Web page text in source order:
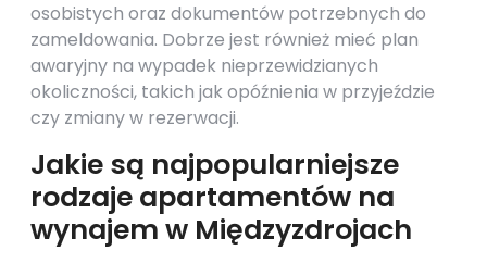
osobistych oraz dokumentów potrzebnych do
zameldowania. Dobrze jest również mieć plan
awaryjny na wypadek nieprzewidzianych
okoliczności, takich jak opóźnienia w przyjeździe
czy zmiany w rezerwacji.
Jakie są najpopularniejsze
rodzaje apartamentów na
wynajem w Międzyzdrojach